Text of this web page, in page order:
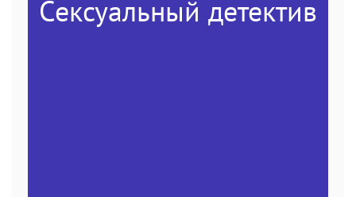
Сексуальный детектив